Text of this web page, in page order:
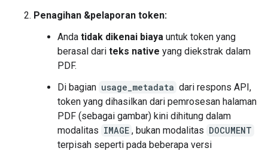
Penagihan &pelaporan token:
Anda tidak dikenai biaya untuk token yang
berasal dari teks native yang diekstrak dalam
PDF.
Di bagian usage_metadata dari respons API,
token yang dihasilkan dari pemrosesan halaman
PDF (sebagai gambar) kini dihitung dalam
modalitas IMAGE , bukan modalitas DOCUMENT
terpisah seperti pada beberapa versi